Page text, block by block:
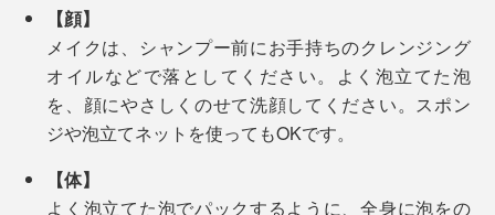
1本で、頭から足まで全身洗えて、特別な保湿ケアもい
らない……『MANGETSU（満月）』『SINGETSU（新
月）』で、体も気持ちもずっとラクに。
世界85ヵ国でオーガニック認証の実績がある「エコ
サート認証」を取得した、12種の植物成分
特長3
99％以上の生分解性がある、環境に配慮した成分
特長4
香りを感じると、山や公園で自然に触れた時の記憶や心
地よさを思い出して、それまでの仕事から意識が“離れ
る”からでしょうか。
シャワーを浴びているうちに、急に、「あ、書き出しは
こうしよう」「こんな言葉があったな」と、アイデアが
【顔】
メイクは、シャンプー前にお手持ちのクレンジング
オイルなどで落としてください。よく泡立てた泡
を、顔にやさしくのせて洗顔してください。スポン
ジや泡立てネットを使ってもOKです。
【体】
よく泡立てた泡でパックするように、全身に泡をの